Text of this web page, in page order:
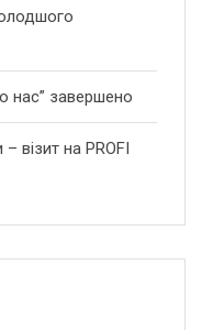
нас” завершено
візит на PROFI